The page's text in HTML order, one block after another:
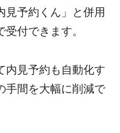
見予約くん」と併用
付できます。
内見予約も自動化す
手間を大幅に削減で